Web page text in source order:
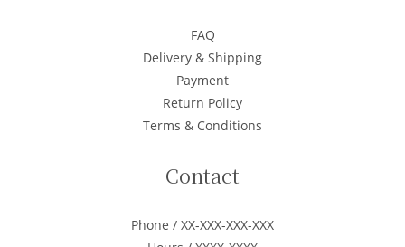
FAQ
Delivery & Shipping
Payment
Return Policy
Terms & Conditions
Contact
Phone / XX-XXX-XXX-XXX